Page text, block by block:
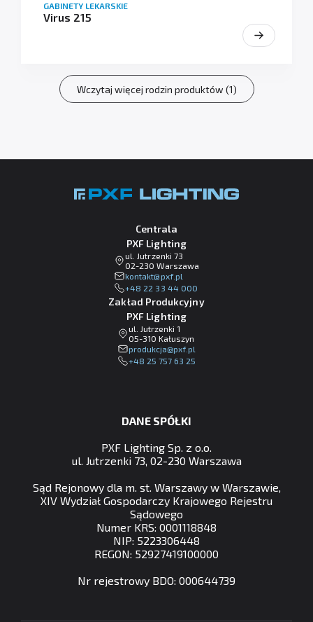
GABINETY LEKARSKIE
Virus 215
Wczytaj więcej rodzin produktów (1)
Centrala
PXF Lighting
ul. Jutrzenki 73
02-230 Warszawa
lp.fxp@tkatnok
+48 22 33 44 000
Zakład Produkcyjny
PXF Lighting
ul. Jutrzenki 1
05-310 Kałuszyn
lp.fxp@ajckudorp
+48 25 757 63 25
DANE SPÓŁKI
PXF Lighting Sp. z o.o.
ul. Jutrzenki 73, 02-230 Warszawa
Sąd Rejonowy dla m. st. Warszawy w Warszawie,
XIV Wydział Gospodarczy Krajowego Rejestru
Sądowego
Numer KRS: 0001118848
NIP: 5223306448
REGON: 52927419100000
Nr rejestrowy BDO: 000644739